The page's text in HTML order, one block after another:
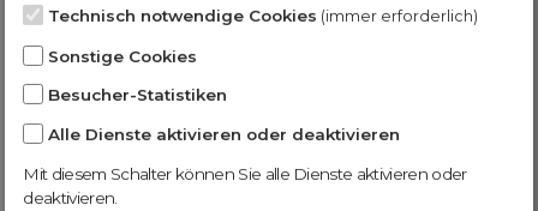
DomainCatcher-
Community!
Nutze unsere Erfahrung und profitiere
Technisch notwendige Cookies (immer erforderlich)
Sonstige Cookies
Besucher-Statistiken
Alle Dienste aktivieren oder deaktivieren
Mit diesem Schalter können Sie alle Dienste aktivieren oder
deaktivieren.